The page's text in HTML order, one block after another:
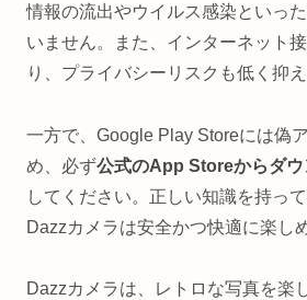
情報の流出やウイルス感染といっ
いません。また、インターネット
り、プライバシーリスクも低く抑
一方で、Google Play Storeには偽
め、必ず公式のApp Storeからダウ
してください。正しい知識を持っ
Dazzカメラは安全かつ快適に楽し
Dazzカメラは、レトロな写真を楽